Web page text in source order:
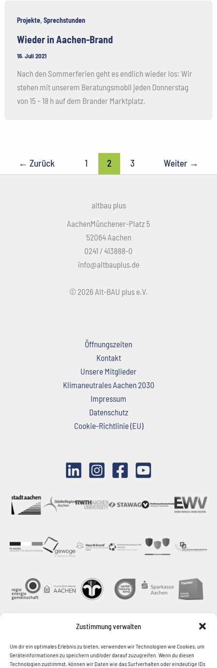
Zustimmung verwalten
Um dir ein optimales Erlebnis zu bieten, verwenden wir Technologien wie Cookies, um
Geräteinformationen zu speichern und/oder darauf zuzugreifen. Wenn du diesen
Technologien zustimmst, können wir Daten wie das Surfverhalten oder eindeutige IDs
Projekte, Sprechstunden
Wieder in Aachen-Brand
16. Juli 2021
Nach den Sommerferien geht es endlich wieder los: Wir
stehen mit unserem Beratungsmobil jeden Donnerstag
von 15 – 18 h auf dem Brander Marktplatz.
← Zurück 1 2 3 Weiter →
altbau plus
AachenMünchener-Platz 5
52064 Aachen
0241 / 413888-0
info@altbauplus.de
© 2026 Alt-BAU plus e.V.
Öffnungszeiten
Kontakt
Unsere Mitglieder
Klimaneutrales Aachen 2030
Impressum
Datenschutz
Cookie-Richtlinie (EU)